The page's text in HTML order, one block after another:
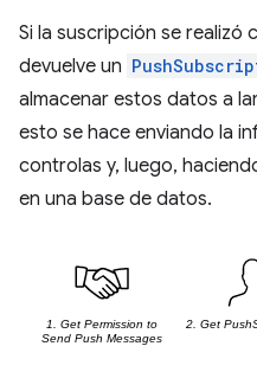
Si la suscripción se
devuelve un
almacenar estos datos a
esto se hace enviando la
controlas y, luego,
en una base de datos.